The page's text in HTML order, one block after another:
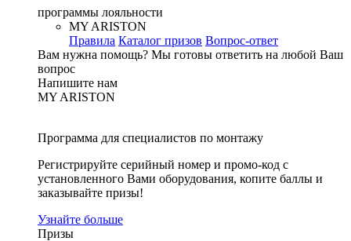
программы лояльности
MY ARISTON
Правила Каталог призов Вопрос-ответ
Вам нужна помощь? Мы готовы ответить на любой Ваш
вопрос
Напишите нам
MY ARISTON
Программа для специалистов по монтажу
Регистрируйте серийный номер и промо-код с
установленного Вами оборудования, копите баллы и
заказывайте призы!
Узнайте больше
Призы